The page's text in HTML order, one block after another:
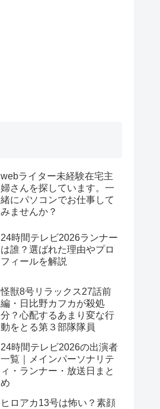
webライター未経験在宅主
婦さんを探しています。一
緒にパソコンでお仕事して
みませんか？
24時間テレビ2026ランナー
は誰？選ばれた理由やプロ
フィールを解説
怪獣8号リラックス27話前
編・日比野カフカが殺処
分？心配するあまり変な行
動をとる第３部隊隊員
24時間テレビ2026の出演者
一覧｜メインパーソナリテ
ィ・ランナー・放送日まと
め
ヒロアカ13号は怖い？素顔